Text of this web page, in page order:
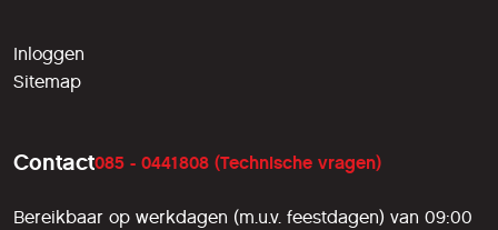
Inloggen
Sitemap
Contact085 - 0441808 (Technische vragen)
Bereikbaar op werkdagen (m.u.v. feestdagen) van 09:00